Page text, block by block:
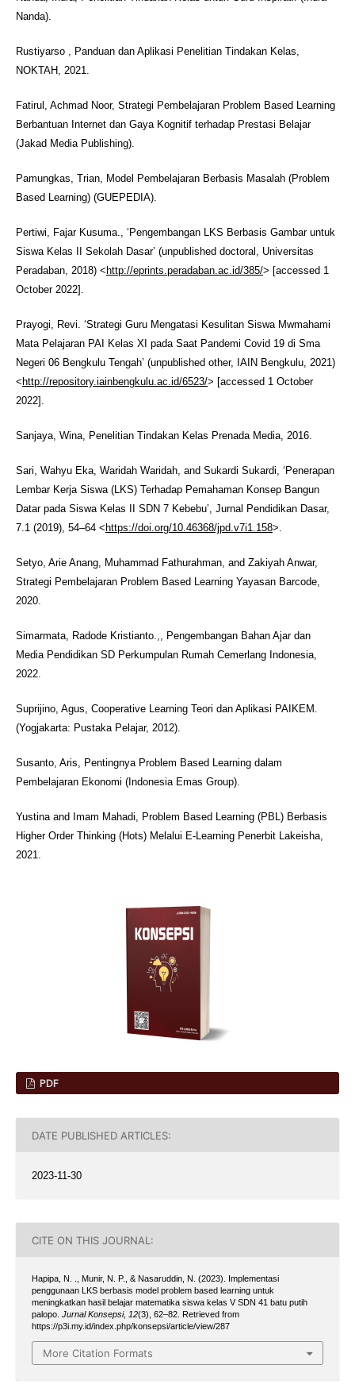
Nanda).
Rustiyarso , Panduan dan Aplikasi Penelitian Tindakan Kelas,
NOKTAH, 2021.
Fatirul, Achmad Noor, Strategi Pembelajaran Problem Based Learning
Berbantuan Internet dan Gaya Kognitif terhadap Prestasi Belajar
(Jakad Media Publishing).
Pamungkas, Trian, Model Pembelajaran Berbasis Masalah (Problem
Based Learning) (GUEPEDIA).
Pertiwi, Fajar Kusuma., ‘Pengembangan LKS Berbasis Gambar untuk
Siswa Kelas II Sekolah Dasar’ (unpublished doctoral, Universitas
Peradaban, 2018) < http://eprints.peradaban.ac.id/385/> [accessed 1
October 2022].
Prayogi, Revi. ‘Strategi Guru Mengatasi Kesulitan Siswa Mwmahami
Mata Pelajaran PAI Kelas XI pada Saat Pandemi Covid 19 di Sma
Negeri 06 Bengkulu Tengah’ (unpublished other, IAIN Bengkulu, 2021)
< http://repository.iainbengkulu.ac.id/6523/> [accessed 1 October
2022].
Sanjaya, Wina, Penelitian Tindakan Kelas Prenada Media, 2016.
Sari, Wahyu Eka, Waridah Waridah, and Sukardi Sukardi, ‘Penerapan
Lembar Kerja Siswa (LKS) Terhadap Pemahaman Konsep Bangun
Datar pada Siswa Kelas II SDN 7 Kebebu’, Jurnal Pendidikan Dasar,
7.1 (2019), 54–64 < https://doi.org/10.46368/jpd.v7i1.158>.
Setyo, Arie Anang, Muhammad Fathurahman, and Zakiyah Anwar,
Strategi Pembelajaran Problem Based Learning Yayasan Barcode,
2020.
Simarmata, Radode Kristianto.,, Pengembangan Bahan Ajar dan
Media Pendidikan SD Perkumpulan Rumah Cemerlang Indonesia,
2022.
Suprijino, Agus, Cooperative Learning Teori dan Aplikasi PAIKEM.
(Yogjakarta: Pustaka Pelajar, 2012).
Susanto, Aris, Pentingnya Problem Based Learning dalam
Pembelajaran Ekonomi (Indonesia Emas Group).
Yustina and Imam Mahadi, Problem Based Learning (PBL) Berbasis
Higher Order Thinking (Hots) Melalui E-Learning Penerbit Lakeisha,
2021.
PDF
DATE PUBLISHED ARTICLES:
2023-11-30
CITE ON THIS JOURNAL:
Hapipa, N. ., Munir, N. P., & Nasaruddin, N. (2023). Implementasi
penggunaan LKS berbasis model problem based learning untuk
meningkatkan hasil belajar matematika siswa kelas V SDN 41 batu putih
palopo. Jurnal Konsepsi, 12(3), 62–82. Retrieved from
https://p3i.my.id/index.php/konsepsi/article/view/287
More Citation Formats